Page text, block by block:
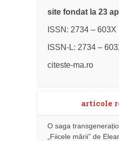
site fondat la 23
ISSN: 2734 – 603X
ISSN-L: 2734 –
citeste-ma.ro
articole
O saga
„Fiicele mării” de